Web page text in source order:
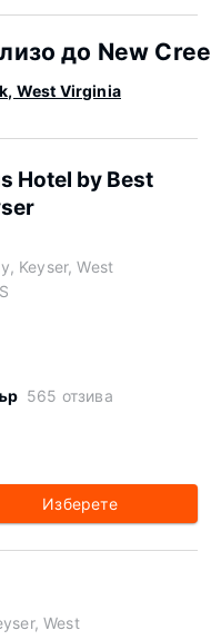
до New
West Virginia
Hotel by Best
Keyser, West
565 отзива
Изберете
West